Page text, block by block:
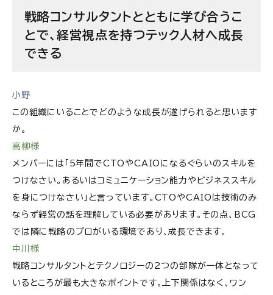
戦略コンサルタントとともに学び合うこ
とで、経営視点を持つテック人材へ成長
できる
小野
この組織にいることでどのような成長が遂げられると思います
か。
高柳様
メンバーには「5年間でCTOやCAIOになるぐらいのスキルを
つけなさい。あるいはコミュニケーション能力やビジネススキル
を身につけなさい」と言っています。CTOやCAIOは技術のみ
ならず経営の話を理解している必要があります。その点、BCG
では隣に戦略のプロがいる環境であり、成長できます。
中川様
戦略コンサルタントとテクノロジーの2つの部隊が一体となって
いるところが最も大きなポイントです。上下関係はなく、ワン